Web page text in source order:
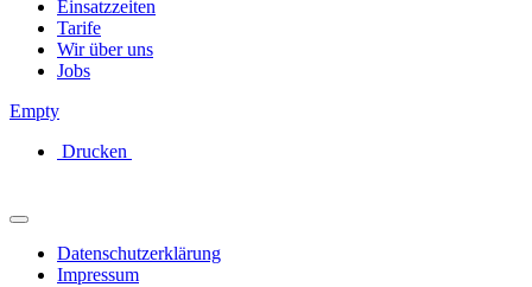
Einsatzzeiten
Tarife
Wir über uns
Jobs
Empty
Drucken
Datenschutzerklärung
Impressum